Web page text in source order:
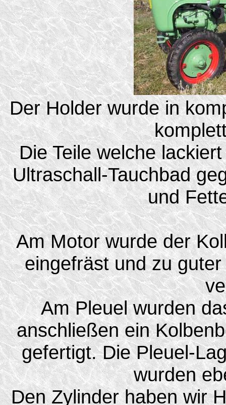
Der Holder wurde in
Die Teile welche
Ultraschall-Tauchbad
und
Am Motor wurde der
eingefräst und zu
Am Pleuel wurden
anschließen ein
gefertigt. Die Pleuel-
wurden
Den Zylinder haben wir